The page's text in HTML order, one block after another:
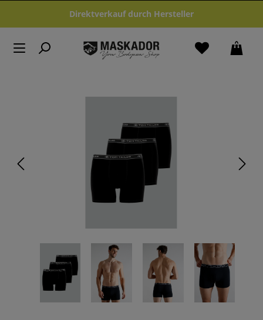
Zum Hauptinhalt springenDirektverkauf durch Hersteller